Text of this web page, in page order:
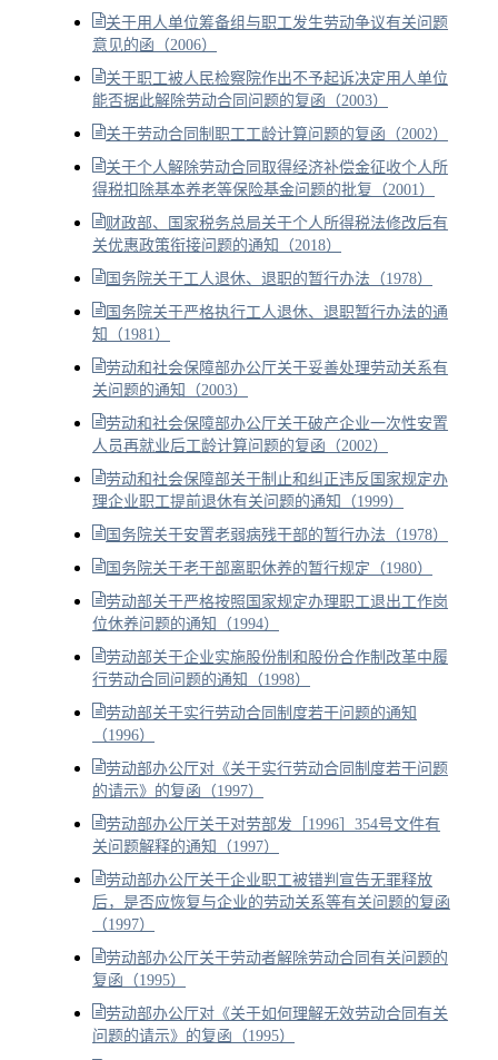
关于用人单位筹备组与职工发生劳动争议有关问题
意见的函（2006）
关于职工被人民检察院作出不予起诉决定用人单位
能否据此解除劳动合同问题的复函（2003）
关于劳动合同制职工工龄计算问题的复函（2002）
关于个人解除劳动合同取得经济补偿金征收个人所
得税扣除基本养老等保险基金问题的批复（2001）
财政部、国家税务总局关于个人所得税法修改后有
关优惠政策衔接问题的通知（2018）
国务院关于工人退休、退职的暂行办法（1978）
国务院关于严格执行工人退休、退职暂行办法的通
知（1981）
劳动和社会保障部办公厅关于妥善处理劳动关系有
关问题的通知（2003）
劳动和社会保障部办公厅关于破产企业一次性安置
人员再就业后工龄计算问题的复函（2002）
劳动和社会保障部关于制止和纠正违反国家规定办
理企业职工提前退休有关问题的通知（1999）
国务院关于安置老弱病残干部的暂行办法（1978）
国务院关于老干部离职休养的暂行规定（1980）
劳动部关于严格按照国家规定办理职工退出工作岗
位休养问题的通知（1994）
劳动部关于企业实施股份制和股份合作制改革中履
行劳动合同问题的通知（1998）
劳动部关于实行劳动合同制度若干问题的通知
（1996）
劳动部办公厅对《关于实行劳动合同制度若干问题
的请示》的复函（1997）
劳动部办公厅关于对劳部发［1996］354号文件有
关问题解释的通知（1997）
劳动部办公厅关于企业职工被错判宣告无罪释放
后，是否应恢复与企业的劳动关系等有关问题的复函
（1997）
劳动部办公厅关于劳动者解除劳动合同有关问题的
复函（1995）
劳动部办公厅对《关于如何理解无效劳动合同有关
问题的请示》的复函（1995）